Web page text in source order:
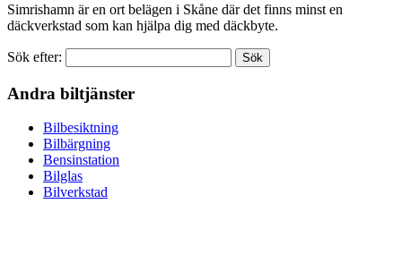
Simrishamn är en ort belägen i Skåne där det finns minst en
däckverkstad som kan hjälpa dig med däckbyte.
Sök efter:
Andra biltjänster
Bilbesiktning
Bilbärgning
Bensinstation
Bilglas
Bilverkstad